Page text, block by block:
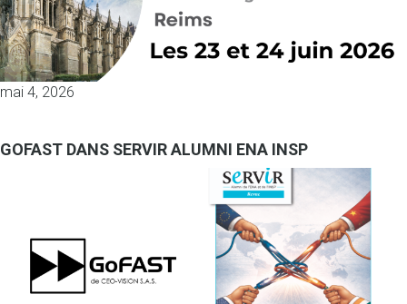
mai 4, 2026
GOFAST DANS SERVIR ALUMNI ENA INSP